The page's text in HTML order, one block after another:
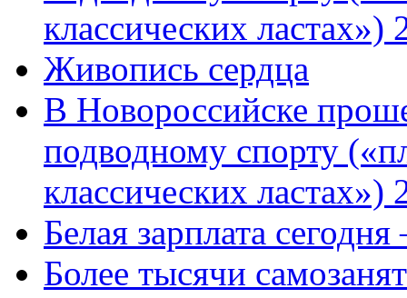
классических
Живопись сердца
В Новороссийске
подводному спорту
классических ластах»)
Белая зарплата
Более тысячи